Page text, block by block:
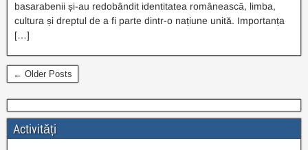
basarabenii și-au redobândit identitatea românească, limba,
cultura și dreptul de a fi parte dintr-o națiune unită. Importanța
[…]
← Older Posts
Activități